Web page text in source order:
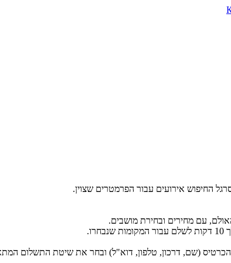
החיפוש אירועים עבור הפרמטרים שצוין.
עם מחירים ובחירת מושבים.
(שם, דרכון, טלפון, דוא"ל) ובחר את שיטת התשלום